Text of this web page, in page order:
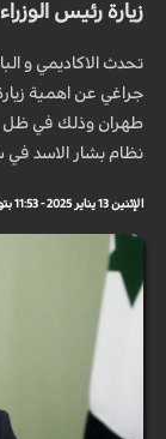
زيارة رئيس
تحدث الاكاديمي و
جراغي عن اهمية
طهران وذلك في ظل
نظام بشار الاسد في
الإثنين 13 يناير 2025 - 11:53 بتوقيت مكة